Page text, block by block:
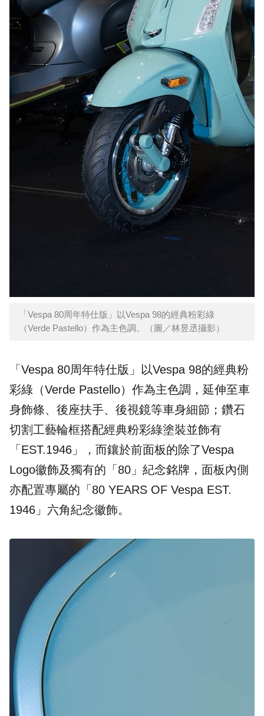
「Vespa 80周年特仕版」以Vespa 98的經典粉彩綠
（Verde Pastello）作為主色調。（圖／林昱丞攝影）
「Vespa 80周年特仕版」以Vespa 98的經典粉
彩綠（Verde Pastello）作為主色調，延伸至車
身飾條、後座扶手、後視鏡等車身細節；鑽石
切割工藝輪框搭配經典粉彩綠塗裝並飾有
「EST.1946」，而鑲於前面板的除了Vespa
Logo徽飾及獨有的「80」紀念銘牌，面板內側
亦配置專屬的「80 YEARS OF Vespa EST.
1946」六角紀念徽飾。